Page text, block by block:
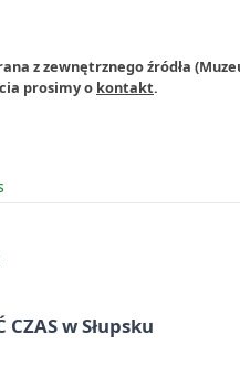
z zewnętrznego źródła
prosimy o kontakt.
w Słupsku